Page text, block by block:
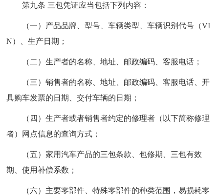
第九条 三包凭证应当包括下列内容：
（一）产品品牌、型号、车辆类型、车辆识别代号（VI
N）、生产日期；
（二）生产者的名称、地址、邮政编码、客服电话；
（三）销售者的名称、地址、邮政编码、客服电话、开
具购车发票的日期、交付车辆的日期；
（四）生产者或者销售者约定的修理者（以下简称修理
者）网点信息的查询方式；
（五）家用汽车产品的三包条款、包修期、三包有效
期、使用补偿系数；
（六）主要零部件、特殊零部件的种类范围，易损耗零